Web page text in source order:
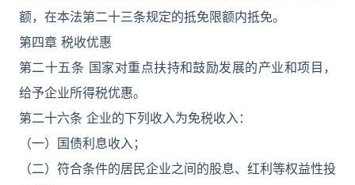
额，在本法第二十三条规定的抵免限额内抵免。
第四章 税收优惠
第二十五条 国家对重点扶持和鼓励发展的产业和项目，
给予企业所得税优惠。
第二十六条 企业的下列收入为免税收入：
（一）国债利息收入；
（二）符合条件的居民企业之间的股息、红利等权益性投